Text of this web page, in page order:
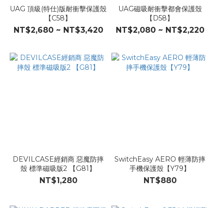
UAG 頂級(特仕)版耐衝擊保護殼
【C58】
NT$2,680 ~ NT$3,420
UAG磁吸耐衝擊都會保護殼
【D58】
NT$2,080 ~ NT$2,220
DEVILCASE經銷商 惡魔防摔
殼 標準磁吸版2 【G81】
NT$1,280
SwitchEasy AERO 輕薄防摔
手機保護殼【Y79】
NT$880